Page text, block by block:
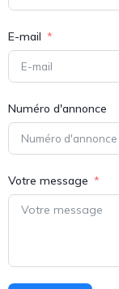
E-mail
Numéro d'annonce
Votre message